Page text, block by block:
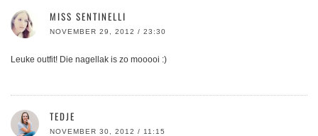
MISS SENTINELLI
NOVEMBER 29, 2012 / 23:30
Leuke outfit! Die nagellak is zo mooooi :)
TEDJE
NOVEMBER 30, 2012 / 11:15